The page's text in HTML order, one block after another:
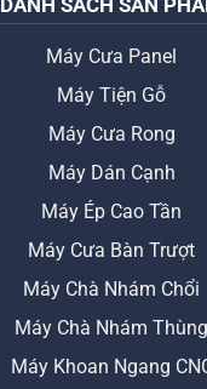
Máy Cưa Panel
Máy Tiện Gỗ
Máy Cưa Rong
Máy Dán Cạnh
Máy Ép Cao Tần
Máy Cưa Bàn Trượt
Máy Chà Nhám Chổi
Máy Chà Nhám Thùng
Máy Khoan Ngang